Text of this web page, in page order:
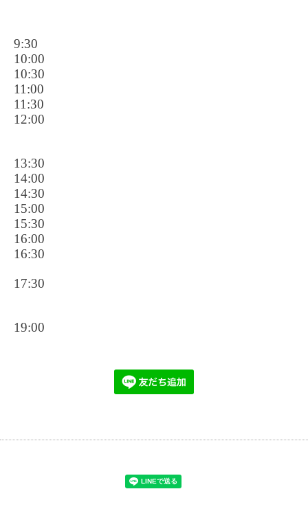
9:30
10:00
10:30
11:00
11:30
12:00
13:30
14:00
14:30
15:00
15:30
16:00
16:30
17:30
19:00